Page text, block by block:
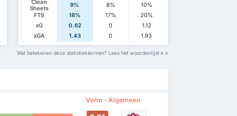
Clean
Sheets
9% 8%
10%
FTS
18% 17%
20%
xG
0.62 0
1.12
xGA
1.43 0 1.93
Wat betekenen deze statistiektermen? Lees het woordenlijst
Vorm - Algemeen